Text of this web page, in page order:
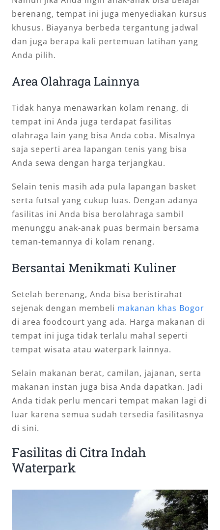
berenang, tempat ini juga menyediakan kursus
khusus. Biayanya berbeda tergantung jadwal
dan juga berapa kali pertemuan latihan yang
Anda pilih.
Area Olahraga Lainnya
Tidak hanya menawarkan kolam renang, di
tempat ini Anda juga terdapat fasilitas
olahraga lain yang bisa Anda coba. Misalnya
saja seperti area lapangan tenis yang bisa
Anda sewa dengan harga terjangkau.
Selain tenis masih ada pula lapangan basket
serta futsal yang cukup luas. Dengan adanya
fasilitas ini Anda bisa berolahraga sambil
menunggu anak-anak puas bermain bersama
teman-temannya di kolam renang.
Bersantai Menikmati Kuliner
Setelah berenang, Anda bisa beristirahat
sejenak dengan membeli makanan khas Bogor
di area foodcourt yang ada. Harga makanan di
tempat ini juga tidak terlalu mahal seperti
tempat wisata atau waterpark lainnya.
Selain makanan berat, camilan, jajanan, serta
makanan instan juga bisa Anda dapatkan. Jadi
Anda tidak perlu mencari tempat makan lagi di
luar karena semua sudah tersedia fasilitasnya
di sini.
Fasilitas di Citra Indah
Waterpark